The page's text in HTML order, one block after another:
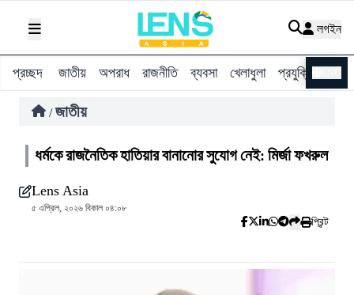
লগইন
প্রচ্ছদ জাতীয় অপরাধ রাজনীতি ব্যবসা খেলাধুলা প্রযুক্তি
/ জাতীয়
ধর্মকে রাজনৈতিক হাতিয়ার বানানোর সুযোগ নেই: মির্জা ফখরুল
Lens Asia
৫ এপ্রিল, ২০২৬ বিকাল ০৪:০৮
প্রিন্ট